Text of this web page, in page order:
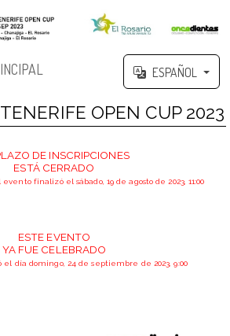
ESPAÑOL
OPEN CUP 2023
DE INSCRIPCIONES
ESTÁ CERRADO
finalizó el sábado, 19 de agosto de 2023, 11:00
ESTE EVENTO
YA FUE CELEBRADO
día domingo, 24 de septiembre de 2023, 9:00